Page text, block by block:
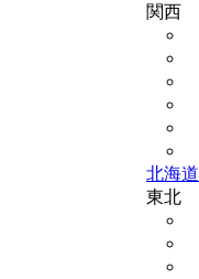
関西
北海道
東北